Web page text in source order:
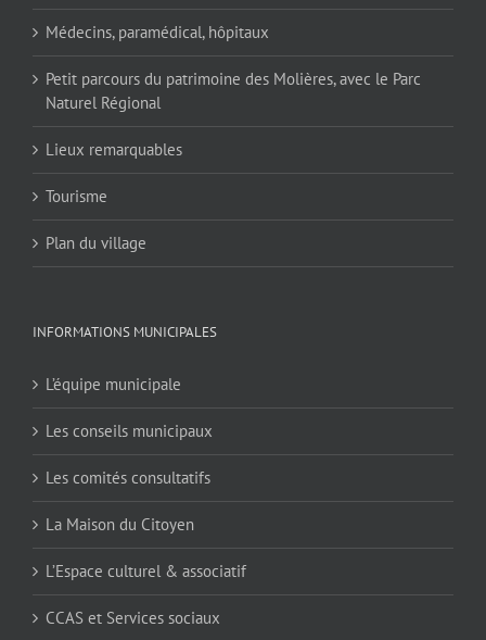
Médecins, paramédical, hôpitaux
Petit parcours du patrimoine des Molières, avec le Parc
Naturel Régional
Lieux remarquables
Tourisme
Plan du village
INFORMATIONS MUNICIPALES
L’équipe municipale
Les conseils municipaux
Les comités consultatifs
La Maison du Citoyen
L’Espace culturel & associatif
CCAS et Services sociaux